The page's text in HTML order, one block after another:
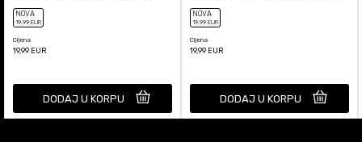
NOVA
19,99 EUR
Cijena
19,99 EUR
DODAJ U KORPU
NOVA
19,99 EUR
Cijena
19,99 EUR
DODAJ U KORPU